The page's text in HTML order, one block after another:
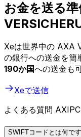
お金を送る
Xeは世界中の AXA
の銀行への送金を簡
190か国への送金も
Xeで送信
よくある質問
SWIFTコードとは何で